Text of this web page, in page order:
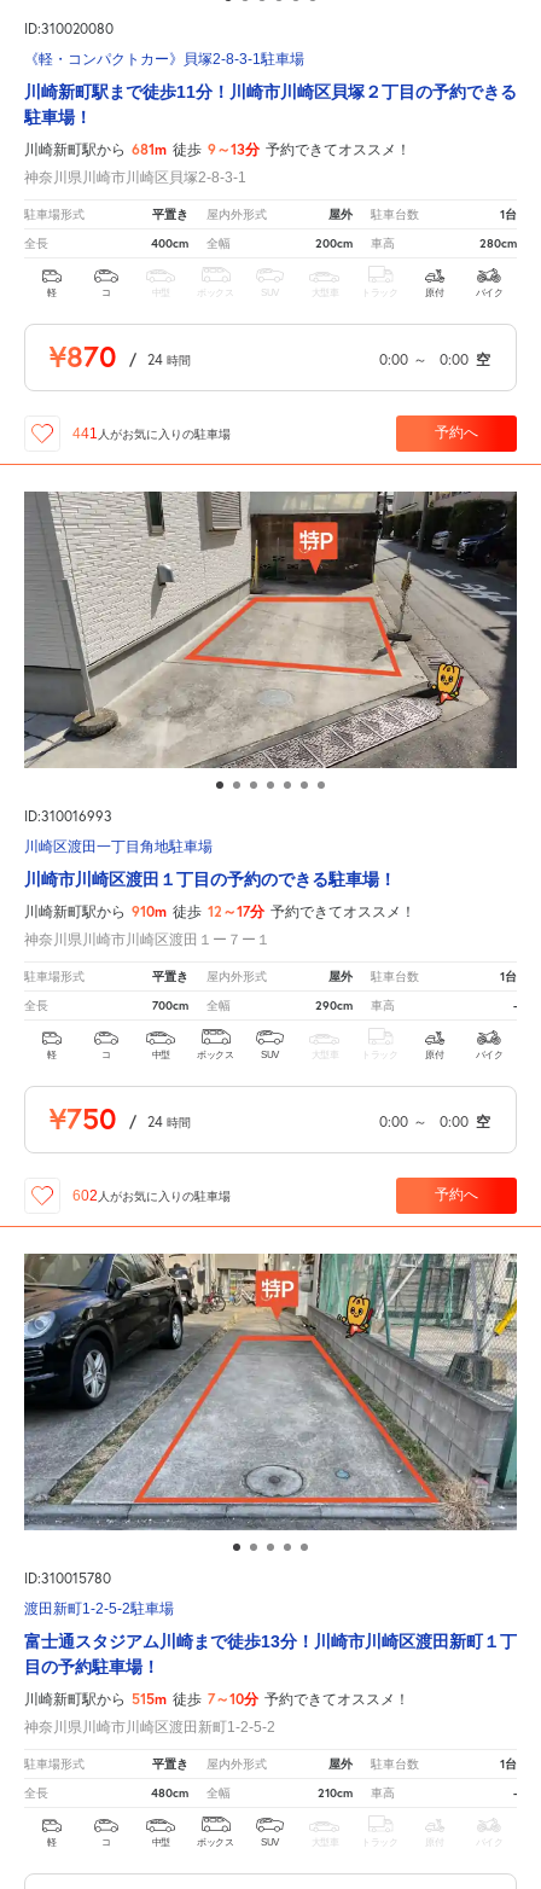
ID:310020080
《軽・コンパクトカー》貝塚2-8-3-1駐車場
川崎新町駅まで徒歩11分！川崎市川崎区貝塚２丁目の予約できる
駐車場！
川崎新町駅から 681m 徒歩 9～13分 予約できてオススメ！
神奈川県川崎市川崎区貝塚2-8-3-1
駐車場形式 平置き 屋内外形式 屋外 駐車台数 1台
全長 400cm 全幅 200cm 車高 280cm
軽 コ 中型 ボックス SUV 大型車 トラック 原付 バイク
¥870 / 24 時間 0:00 ～ 0:00 空
441 人がお気に入りの駐車場 予約へ
ID:310016993
川崎区渡田一丁目角地駐車場
川崎市川崎区渡田１丁目の予約のできる駐車場！
川崎新町駅から 910m 徒歩 12～17分 予約できてオススメ！
神奈川県川崎市川崎区渡田１ー７ー１
駐車場形式 平置き 屋内外形式 屋外 駐車台数 1台
全長 700cm 全幅 290cm 車高 -
軽 コ 中型 ボックス SUV 大型車 トラック 原付 バイク
¥750 / 24 時間 0:00 ～ 0:00 空
602 人がお気に入りの駐車場 予約へ
ID:310015780
渡田新町1-2-5-2駐車場
富士通スタジアム川崎まで徒歩13分！川崎市川崎区渡田新町１丁
目の予約駐車場！
川崎新町駅から 515m 徒歩 7～10分 予約できてオススメ！
神奈川県川崎市川崎区渡田新町1-2-5-2
駐車場形式 平置き 屋内外形式 屋外 駐車台数 1台
全長 480cm 全幅 210cm 車高 -
軽 コ 中型 ボックス SUV 大型車 トラック 原付 バイク